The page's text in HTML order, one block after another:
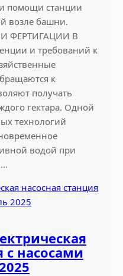
помощи станции
возле башни.
ФЕРТИГАЦИИ В
и требований к
к
получать
гектара. Одной
технологий
водой при
с насосами